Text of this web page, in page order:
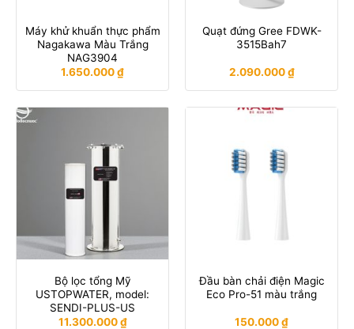
Máy khử khuẩn thực phẩm
Nagakawa Màu Trắng
NAG3904
1.650.000₫
Quạt đứng Gree FDWK-
3515Bah7
2.090.000₫
Bộ lọc tổng Mỹ
USTOPWATER, model:
SENDI-PLUS-US
11.300.000₫
Đầu bàn chải điện Magic
Eco Pro-51 màu trắng
150.000₫